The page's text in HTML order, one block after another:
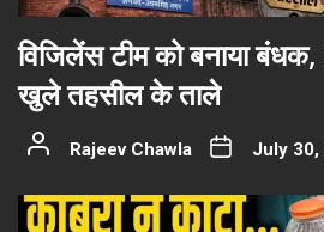
विजिलेंस टीम को बनाया
खुले तहसील के ताले
Rajeev Chawla July 30,